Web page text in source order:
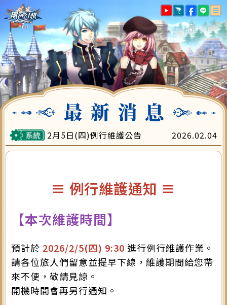
最新消息
遊戲指南
帳號註冊
下載專區
遊戲儲值
會員中心
2月5日(四)例行維護公告 2026.02.04
≡ 例行維護通知 ≡
【本次維護時間】
預計於 2026/2/5(四) 9:30 進行例行維護作業。
請各位旅人們留意並提早下線，維護期間給您帶
來不便，敬請見諒。
開機時間會再另行通知。